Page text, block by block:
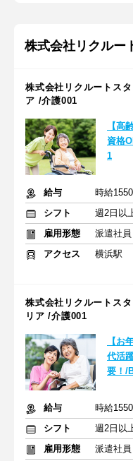
株式会社リクル
株式会社リクルートス
ア /介護001
【高
資格
1
給与
時給
シフト
雇用形態
派遣社員
アクセス
横浜駅
株式会社リクルートス
リア /介護001
【お
代活
要！/
給与
時給
シフト
雇用形態
派遣社員